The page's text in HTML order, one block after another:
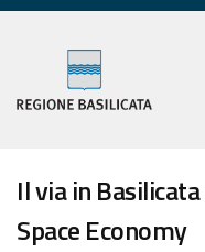
Il via in
Space Economy